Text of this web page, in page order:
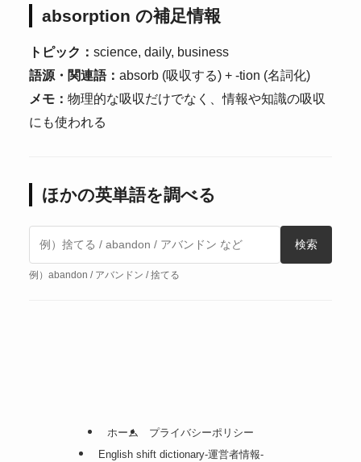
absorption の補足情報
トピック： science, daily, business
語源・関連語： absorb (吸収する) + -tion (名詞化)
メモ： 物理的な吸収だけでなく、情報や知識の吸収
にも使われる
ほかの英単語を調べる
検索
例）abandon / アバンドン / 捨てる
ホーム
プライバシーポリシー
English shift dictionary-運営者情報-